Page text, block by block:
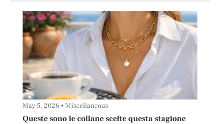
Queste sono le collane scelte questa stagione
May 5, 2026 Miscellaneous